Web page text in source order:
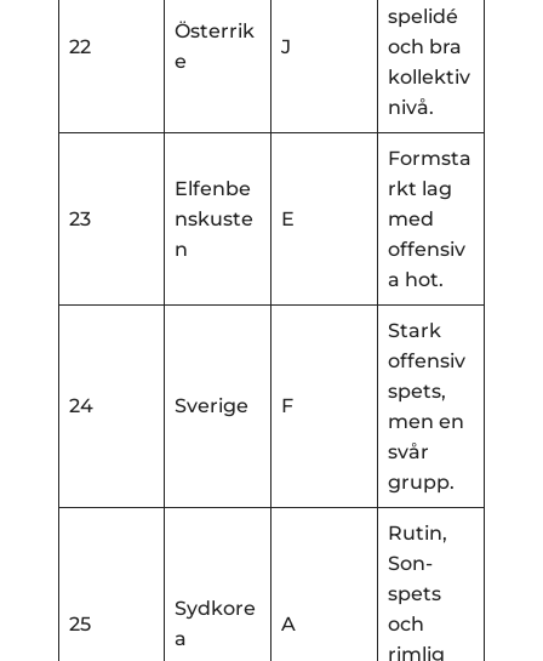
22
Österrik
e
J
spelidé
och bra
kollektiv
nivå.
23
Elfenbe
nskuste
n
E
Formsta
rkt lag
med
offensiv
a hot.
24 Sverige F
Stark
offensiv
spets,
men en
svår
grupp.
25
Sydkore
a
A
Rutin,
Son-
spets
och
rimlig